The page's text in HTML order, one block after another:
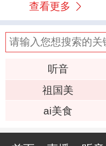
查看更多
听音
祖国美
ai美食